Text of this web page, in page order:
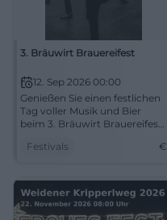
3. Bräuwirt Brauereifest
12. Sep 2026 00:00
Genießen Sie einen festlichen
Tag voller Musik und Bier
beim 3. Bräuwirt Brauereifest
Freunden und Familie!
Festivals €